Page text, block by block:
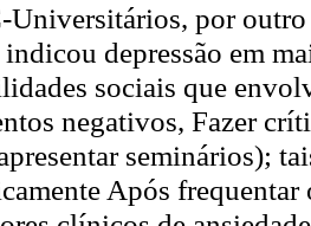
Universitários, por outro
depressão em
sociais que
negativos, Fazer
seminários);
Após